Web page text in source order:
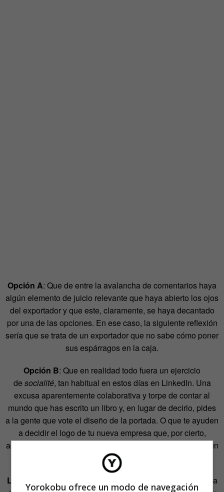
Opción A: Que de entre la avalancha de comentarios haya
algún elemento de juicio relevante que haya abierto los ojos
del exportador y que este, claramente, se haya decantado
por una de las opciones. En ese caso, la siguiente reflexión
sería que se trata de un exportador que no sabe cómo poner
sus espárragos en la caja.
Opción B: Que en realidad todo fuera un ejercicio
de socialité, tan habitual en estos días en LinkedIn. Una
excusa aparentemente colaborativa y torpe de contar al
mundo que has escrito un libro y, en lugar de decirlo, pides
a la gente que vote el diseño de la portada. O que te ayuden
a decidir el logo de tu nueva empresa que, por cierto,
acabas de abrir. U otras ocurrencias que confías te darán un
new economyy todo como de soslayo.
LinkedIn es un escaparate complicado
. Y elijo la palabra
Yorokobu ofrece un modo de navegación